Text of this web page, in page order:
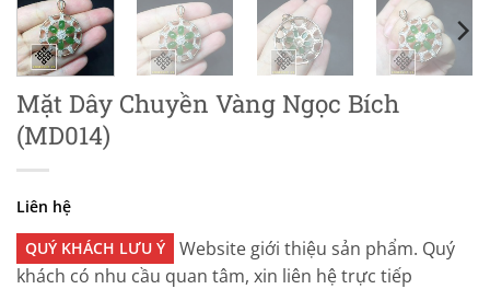
Mặt Dây Chuyền Vàng Ngọc Bích
(MD014)
Liên hệ
QUÝ KHÁCH LƯU Ý
Website giới thiệu sản phẩm. Quý
khách có nhu cầu quan tâm, xin liên hệ trực tiếp